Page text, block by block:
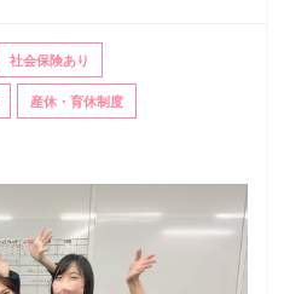
社会保険あり
産休・育休制度